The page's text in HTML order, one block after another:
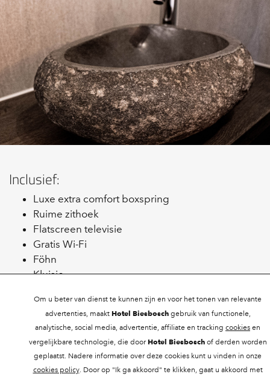
Inclusief:
Luxe extra comfort boxspring
Ruime zithoek
Flatscreen televisie
Gratis Wi-Fi
Föhn
Kluisje
2 loungestoelen
2 ligbedden
Airconditioning
Ruime badkamer met stortdouche
Aparte handdouche
Om u beter van dienst te kunnen zijn en voor het tonen van relevante
advertenties, maakt Hotel Biesboschgebruik van functionele,
analytische, social media, advertentie, affiliate en tracking cookies en
vergelijkbare technologie, die doorHotel Biesboschof derden worden
geplaatst. Nadere informatie over deze cookies kunt u vinden in onze
cookies policy. Door op "Ik ga akkoord" te klikken, gaat u akkoord met